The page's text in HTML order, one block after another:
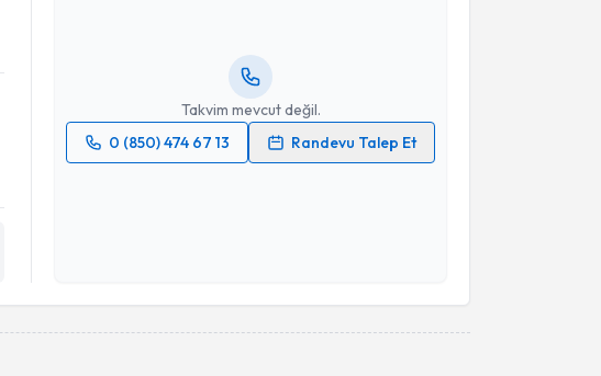
Takvim mevcut değil.
0 (850) 474 67 13
Randevu Talep Et